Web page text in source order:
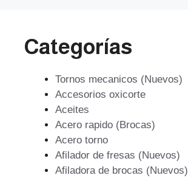
Categorías
Tornos mecanicos (Nuevos)
Accesorios oxicorte
Aceites
Acero rapido (Brocas)
Acero torno
Afilador de fresas (Nuevos)
Afiladora de brocas (Nuevos)